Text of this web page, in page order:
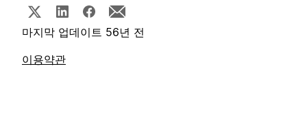
마지막 업데이트 56년 전
이용약관